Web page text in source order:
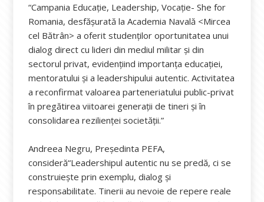
“Campania Educație, Leadership, Vocație- She for
Romania, desfășurată la Academia Navală <Mircea
cel Bătrân> a oferit studenților oportunitatea unui
dialog direct cu lideri din mediul militar și din
sectorul privat, evidențiind importanța educației,
mentoratului și a leadershipului autentic. Activitatea
a reconfirmat valoarea parteneriatului public-privat
în pregătirea viitoarei generații de tineri și în
consolidarea rezilienței societății.”
Andreea Negru, Președinta PEFA,
consideră“Leadershipul autentic nu se predă, ci se
construiește prin exemplu, dialog și
responsabilitate. Tinerii au nevoie de repere reale